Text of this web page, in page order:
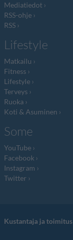
Mediatiedot
RSS-ohje
RSS
Lifestyle
Matkailu
Fitness
Lifestyle
Terveys
Ruoka
Koti & Asuminen
Some
YouTube
Facebook
Instagram
Twitter
Kustantaja ja toimitus